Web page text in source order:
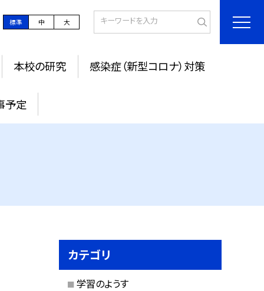
標準 中 大
本校の研究 感染症（新型コロナ）対策
予定
カテゴリ
学習のようす